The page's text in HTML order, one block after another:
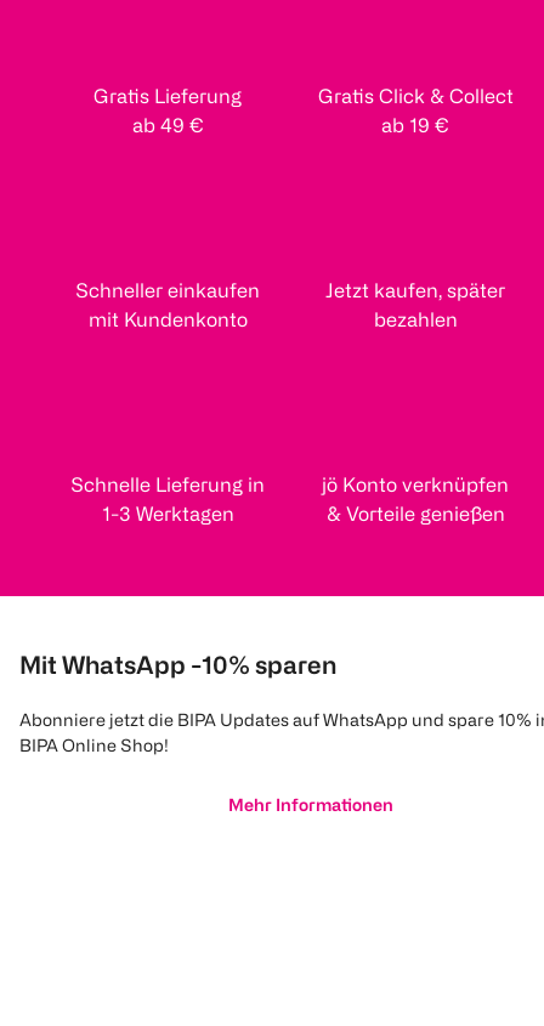
Gratis Lieferung
ab 49 €
Gratis Click & Collect
ab 19 €
Schneller einkaufen
mit Kundenkonto
Jetzt kaufen, später
bezahlen
Schnelle Lieferung in
1-3 Werktagen
jö Konto verknüpfen
& Vorteile genießen
Mit WhatsApp -10% sparen
Abonniere jetzt die BIPA Updates auf WhatsApp und spare 10%
BIPA Online Shop!
Mehr Informationen